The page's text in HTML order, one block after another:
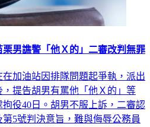
男譙警「他Ｘ的」二審改判無罪
加油站因排隊問題起爭執，派出
提告胡男有罵他「他Ｘ的」等
役40日。胡男不服上訴，二審認
5號判決意旨，難與侮辱公務員